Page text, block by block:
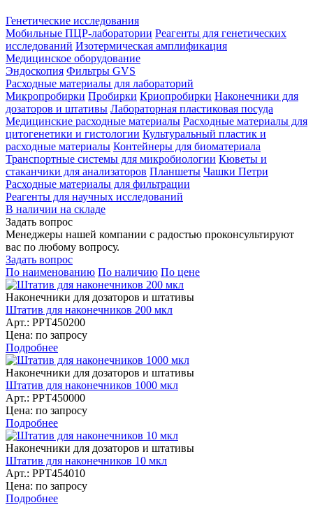
Генетические исследования
Мобильные ПЦР-лаборатории Реагенты для генетических
исследований Изотермическая амплификация
Медицинское оборудование
Эндоскопия Фильтры GVS
Расходные материалы для лабораторий
Микропробирки Пробирки Криопробирки Наконечники для
дозаторов и штативы Лабораторная пластиковая посуда
Медицинские расходные материалы Расходные материалы для
цитогенетики и гистологии Культуральный пластик и
расходные материалы Контейнеры для биоматериала
Транспортные системы для микробиологии Кюветы и
стаканчики для анализаторов Планшеты Чашки Петри
Расходные материалы для фильтрации
Реагенты для научных исследований
В наличии на складе
Задать вопрос
Менеджеры нашей компании с радостью проконсультируют
вас по любому вопросу.
Задать вопрос
По наименованию По наличию По цене
Наконечники для дозаторов и штативы
Штатив для наконечников 200 мкл
Арт.: PPT450200
Цена: по запросу
Подробнее
Наконечники для дозаторов и штативы
Штатив для наконечников 1000 мкл
Арт.: PPT450000
Цена: по запросу
Подробнее
Наконечники для дозаторов и штативы
Штатив для наконечников 10 мкл
Арт.: PPT454010
Цена: по запросу
Подробнее